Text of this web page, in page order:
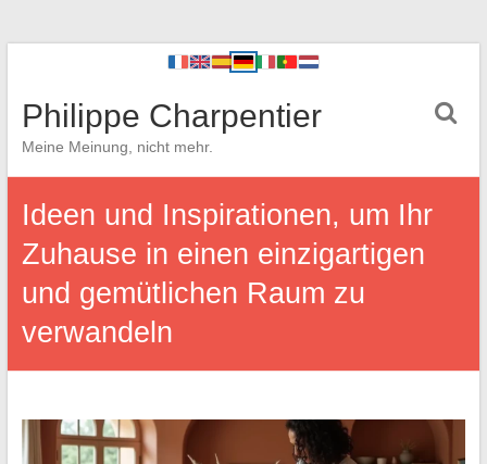
Philippe Charpentier
Meine Meinung, nicht mehr.
Ideen und Inspirationen, um Ihr
Zuhause in einen einzigartigen
und gemütlichen Raum zu
verwandeln